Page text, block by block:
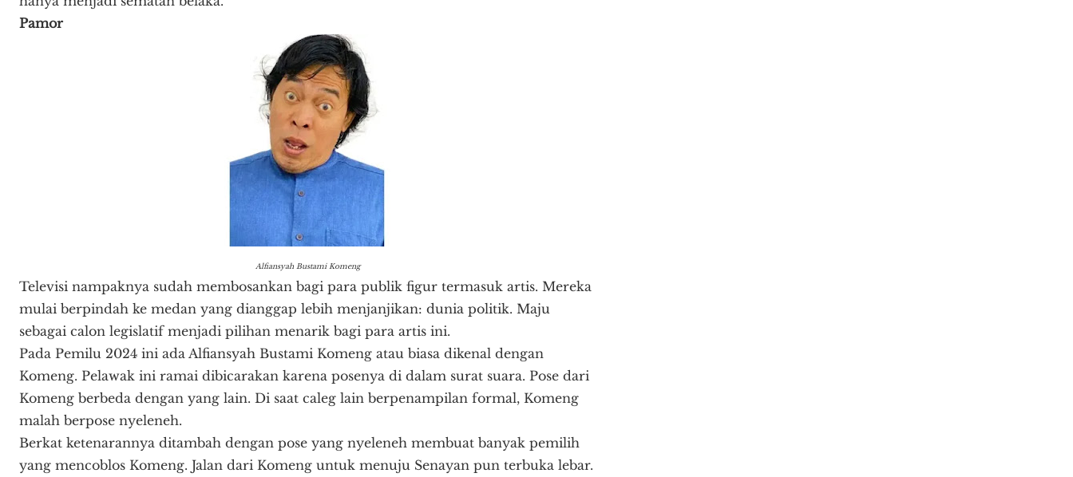
Pamor
Alfiansyah Bustami Komeng
Televisi nampaknya sudah membosankan bagi para publik figur termasuk artis. Mereka
mulai berpindah ke medan yang dianggap lebih menjanjikan: dunia politik. Maju
sebagai calon legislatif menjadi pilihan menarik bagi para artis ini.
Pada Pemilu 2024 ini ada Alfiansyah Bustami Komeng atau biasa dikenal dengan
Komeng. Pelawak ini ramai dibicarakan karena posenya di dalam surat suara. Pose dari
Komeng berbeda dengan yang lain. Di saat caleg lain berpenampilan formal, Komeng
malah berpose nyeleneh.
Berkat ketenarannya ditambah dengan pose yang nyeleneh membuat banyak pemilih
yang mencoblos Komeng. Jalan dari Komeng untuk menuju Senayan pun terbuka lebar.